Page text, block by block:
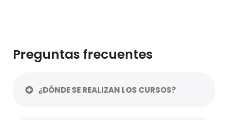
Preguntas frecuentes
¿DÓNDE SE REALIZAN LOS CURSOS?